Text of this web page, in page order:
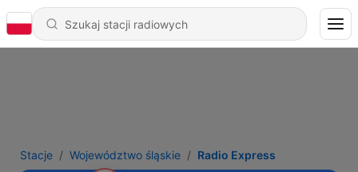
Stacje Województwo śląskie Radio Express